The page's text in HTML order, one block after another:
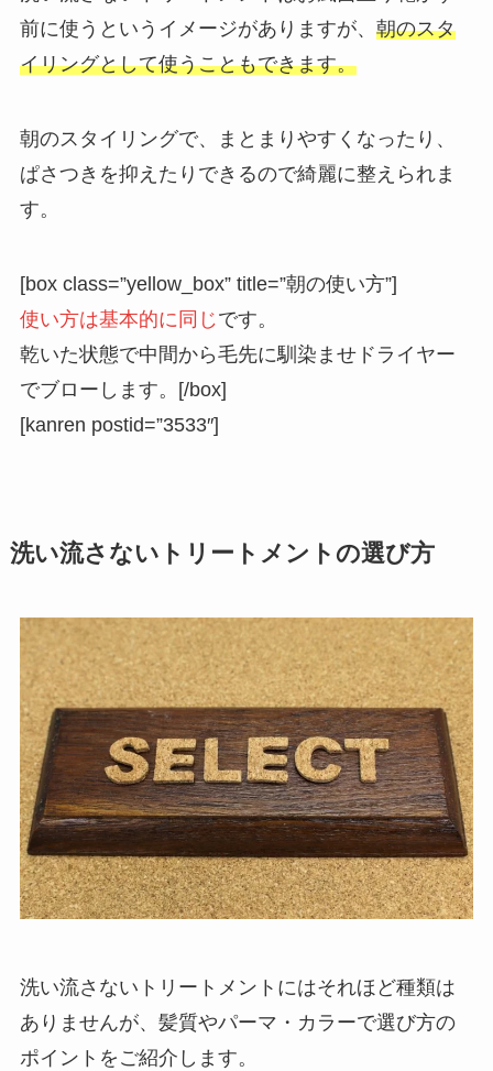
前に使うというイメージがありますが、 朝のスタ
イリングとして使うこともできます。
朝のスタイリングで、まとまりやすくなったり、
ぱさつきを抑えたりできるので綺麗に整えられま
す。
[box class=”yellow_box” title=”朝の使い方”]
使い方は基本的に同じです。
乾いた状態で中間から毛先に馴染ませドライヤー
でブローします。[/box]
[kanren postid=”3533″]
洗い流さないトリートメントの選び方
洗い流さないトリートメントにはそれほど種類は
ありませんが、髪質やパーマ・カラーで選び方の
ポイントをご紹介します。